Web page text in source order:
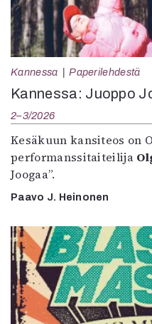
Kannessa Paperilehdestä
Kannessa: Juoppo
2–3/2026
Kesäkuun kansiteos on
performanssitaiteilija
Joogaa”.
Paavo J. Heinonen